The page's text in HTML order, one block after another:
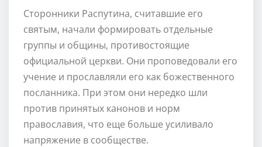
Сторонники Распутина, считавшие его
святым, начали формировать отдельные
группы и общины, противостоящие
официальной церкви. Они проповедовали его
учение и прославляли его как божественного
посланника. При этом они нередко шли
против принятых канонов и норм
православия, что еще больше усиливало
напряжение в сообществе.